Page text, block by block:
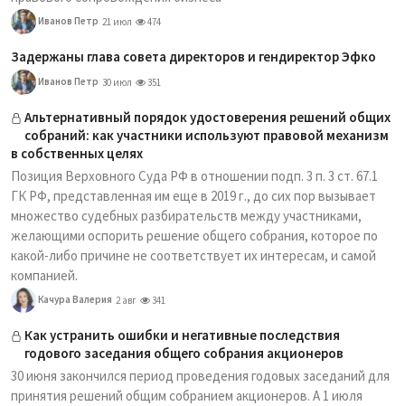
Иванов Петр 21 июл 474
Задержаны глава совета директоров и гендиректор Эфко
Иванов Петр 30 июл 351
Альтернативный порядок удостоверения решений общих
собраний: как участники используют правовой механизм
в собственных целях
Позиция Верховного Суда РФ в отношении подп. 3 п. 3 ст. 67.1
ГК РФ, представленная им еще в 2019 г., до сих пор вызывает
множество судебных разбирательств между участниками,
желающими оспорить решение общего собрания, которое по
какой-либо причине не соответствует их интересам, и самой
компанией.
Качура Валерия 2 авг 341
Как устранить ошибки и негативные последствия
годового заседания общего собрания акционеров
30 июня закончился период проведения годовых заседаний для
принятия решений общим собранием акционеров. А 1 июля